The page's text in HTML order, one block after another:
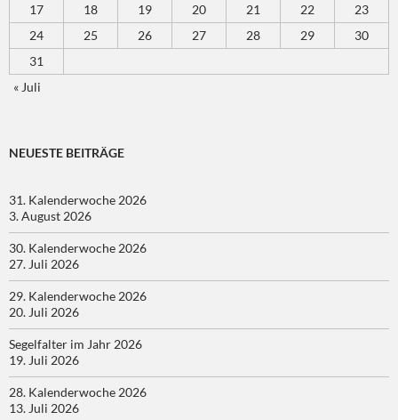
17
18 19 20 21 22
23
24
25 26 27 28 29
30
31
« Juli
NEUESTE BEITRÄGE
31. Kalenderwoche 2026
3. August 2026
30. Kalenderwoche 2026
27. Juli 2026
29. Kalenderwoche 2026
20. Juli 2026
Segelfalter im Jahr 2026
19. Juli 2026
28. Kalenderwoche 2026
13. Juli 2026